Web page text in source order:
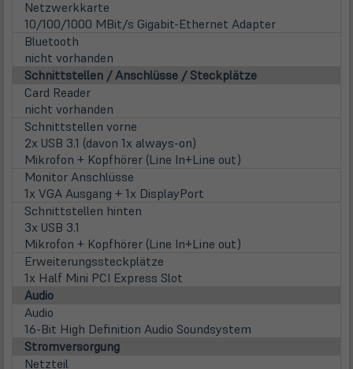
Netzwerkkarte
10/100/1000 MBit/s Gigabit-Ethernet Adapter
Bluetooth
nicht vorhanden
Schnittstellen / Anschlüsse / Steckplätze
Card Reader
nicht vorhanden
Schnittstellen vorne
2x USB 3.1 (davon 1x always-on)
Mikrofon + Kopfhörer (Line In+Line out)
Monitor Anschlüsse
1x VGA Ausgang + 1x DisplayPort
Schnittstellen hinten
3x USB 3.1
Mikrofon + Kopfhörer (Line In+Line out)
Erweiterungssteckplätze
1x Half Mini PCI Express Slot
Audio
Audio
16-Bit High Definition Audio Soundsystem
Stromversorgung
Netzteil